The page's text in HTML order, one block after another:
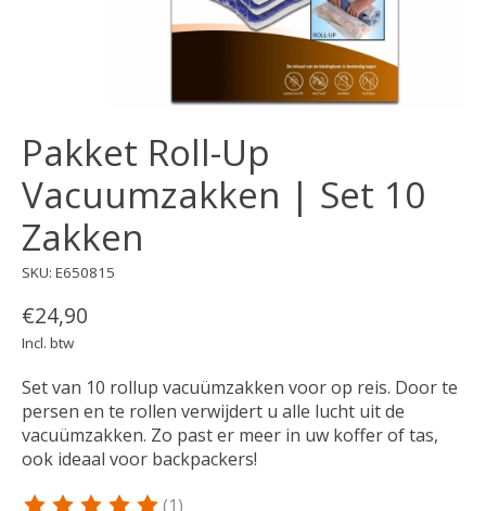
Pakket Roll-Up
Vacuumzakken | Set 10
Zakken
SKU: E650815
€24,90
Incl. btw
Set van 10 rollup vacuümzakken voor op reis. Door te
persen en te rollen verwijdert u alle lucht uit de
vacuümzakken. Zo past er meer in uw koffer of tas,
ook ideaal voor backpackers!
(1)